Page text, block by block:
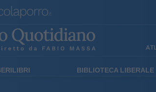
BIBLIOTECA LIBERALE